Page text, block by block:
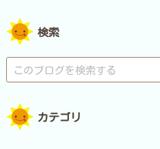
検索
カテゴリ